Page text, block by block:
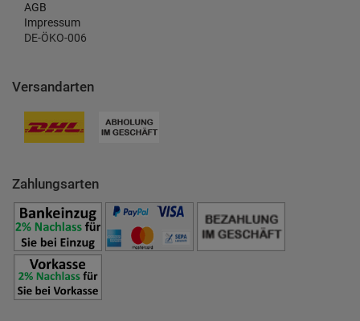
AGB
Impressum
DE-ÖKO-006
Versandarten
Zahlungsarten